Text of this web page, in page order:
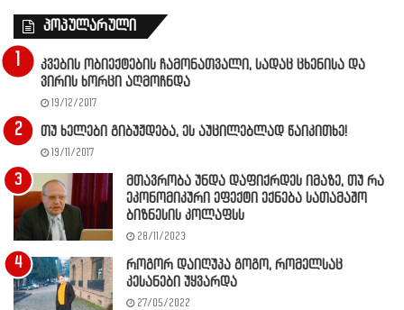
პოპულარული
კვების ობიექტების ჩამონათვალი, სადაც ცხენისა და
ვირის ხორცი აღმოჩნდა
19/12/2017
თუ ხელები გიბუჟდება, ეს აუცილებლად წაიკითხე!
19/11/2017
მთავრობა უნდა დაფიქრდეს იმაზე, თუ რა
ეკონომიკური ეფექტი ექნება სათამაშო
ბიზნესის კოლაფსს
28/11/2023
როგორ დაიღუპა გოგო, რომელსაც
კესანები უყვარდა
27/05/2022